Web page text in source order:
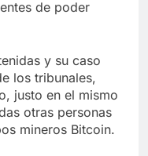
de poder
y su caso
los tribunales,
justo en el mismo
otras personas
mineros Bitcoin.